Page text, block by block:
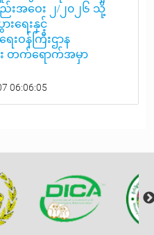
းအဝေး ၂/၂၀၂၆ သို့
းရေးနှင့်
းဝန်ကြီးဌာန
း တက်ရောက်အမှာ
06:06:05